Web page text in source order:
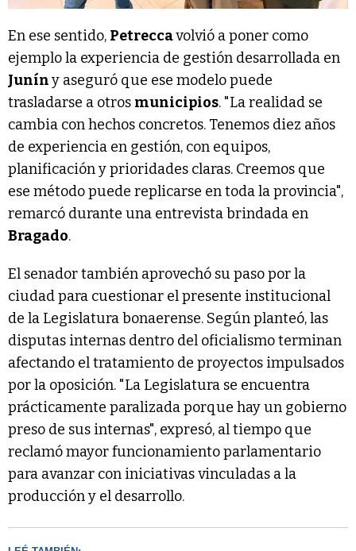
En ese sentido, Petreccavolvió a poner como
ejemplo la experiencia de gestión desarrollada en
Juníny aseguró que ese modelo puede
trasladarse a otros municipios. "La realidad se
cambia con hechos concretos. Tenemos diez años
de experiencia en gestión, con equipos,
planificación y prioridades claras. Creemos que
ese método puede replicarse en toda la provincia",
remarcó durante una entrevista brindada en
Bragado.
El senador también aprovechó su paso por la
ciudad para cuestionar el presente institucional
de la Legislatura bonaerense. Según planteó, las
disputas internas dentro del oficialismo terminan
afectando el tratamiento de proyectos impulsados
por la oposición. "La Legislatura se encuentra
prácticamente paralizada porque hay un gobierno
preso de sus internas", expresó, al tiempo que
reclamó mayor funcionamiento parlamentario
para avanzar con iniciativas vinculadas a la
producción y el desarrollo.